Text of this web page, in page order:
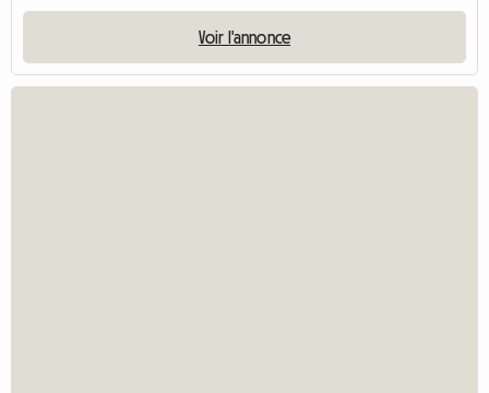
Voir l'annonce